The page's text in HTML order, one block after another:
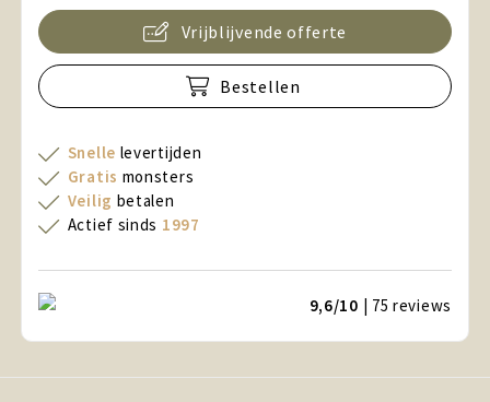
Vrijblijvende offerte
Bestellen
Snelle levertijden
Gratis monsters
Veilig betalen
Actief sinds 1997
9,6/10 | 75reviews